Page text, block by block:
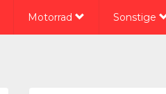
Motorrad Sonstige